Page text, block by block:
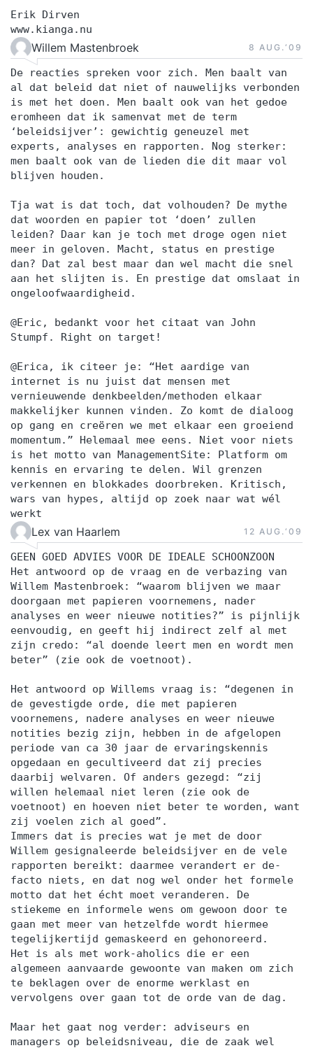
Erik Dirven
www.kianga.nu
Willem Mastenbroek 8 AUG.‘09
De reacties spreken voor zich. Men baalt van
al dat beleid dat niet of nauwelijks verbonden
is met het doen. Men baalt ook van het gedoe
eromheen dat ik samenvat met de term
‘beleidsijver’: gewichtig geneuzel met
experts, analyses en rapporten. Nog sterker:
men baalt ook van de lieden die dit maar vol
blijven houden.
Tja wat is dat toch, dat volhouden? De mythe
dat woorden en papier tot ‘doen’ zullen
leiden? Daar kan je toch met droge ogen niet
meer in geloven. Macht, status en prestige
dan? Dat zal best maar dan wel macht die snel
aan het slijten is. En prestige dat omslaat in
ongeloofwaardigheid.
@Eric, bedankt voor het citaat van John
Stumpf. Right on target!
@Erica, ik citeer je: “Het aardige van
internet is nu juist dat mensen met
vernieuwende denkbeelden/methoden elkaar
makkelijker kunnen vinden. Zo komt de dialoog
op gang en creëren we met elkaar een groeiend
momentum.” Helemaal mee eens. Niet voor niets
is het motto van ManagementSite: Platform om
kennis en ervaring te delen. Wil grenzen
verkennen en blokkades doorbreken. Kritisch,
wars van hypes, altijd op zoek naar wat wél
werkt
Lex van Haarlem 12 AUG.‘09
GEEN GOED ADVIES VOOR DE IDEALE SCHOONZOON
Het antwoord op de vraag en de verbazing van
Willem Mastenbroek: “waarom blijven we maar
doorgaan met papieren voornemens, nader
analyses en weer nieuwe notities?” is pijnlijk
eenvoudig, en geeft hij indirect zelf al met
zijn credo: “al doende leert men en wordt men
beter” (zie ook de voetnoot).
Het antwoord op Willems vraag is: “degenen in
de gevestigde orde, die met papieren
voornemens, nadere analyses en weer nieuwe
notities bezig zijn, hebben in de afgelopen
periode van ca 30 jaar de ervaringskennis
opgedaan en gecultiveerd dat zij precies
daarbij welvaren. Of anders gezegd: “zij
willen helemaal niet leren (zie ook de
voetnoot) en hoeven niet beter te worden, want
zij voelen zich al goed”.
Immers dat is precies wat je met de door
Willem gesignaleerde beleidsijver en de vele
rapporten bereikt: daarmee verandert er de-
facto niets, en dat nog wel onder het formele
motto dat het écht moet veranderen. De
stiekeme en informele wens om gewoon door te
gaan met meer van hetzelfde wordt hiermee
tegelijkertijd gemaskeerd en gehonoreerd.
Het is als met work-aholics die er een
algemeen aanvaarde gewoonte van maken om zich
te beklagen over de enorme werklast en
vervolgens over gaan tot de orde van de dag.
Maar het gaat nog verder: adviseurs en
managers op beleidsniveau, die de zaak wel